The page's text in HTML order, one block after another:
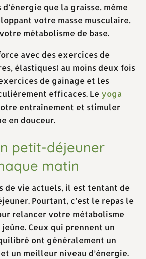
que la graisse, même
votre masse musculaire,
métabolisme de base.
avec des exercices de
élastiques) au moins deux fois
de gainage et les
efficaces. Le yoga
entraînement et stimuler
en douceur.
petit-déjeuner
matin
de vie actuels, il est tentant de
Pourtant, c’est le repas le
relancer votre métabolisme
Ceux qui prennent un
ont généralement un
un meilleur niveau d’énergie.